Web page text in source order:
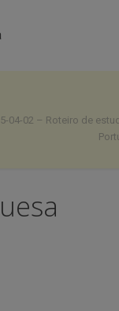
04-02 – Roteiro de